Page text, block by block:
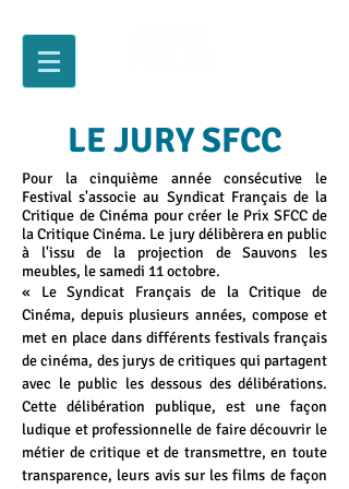
LE JURY SFCC
Pour la cinquième année consécutive le
Festival s'associe au Syndicat Français de la
Critique de Cinéma pour créer le Prix SFCC de
la Critique Cinéma. Le jury délibèrera en public
à l'issu de la projection de Sauvons les
meubles, le samedi 11 octobre.
« Le Syndicat Français de la Critique de
Cinéma, depuis plusieurs années, compose et
met en place dans différents festivals français
de cinéma, des jurys de critiques qui partagent
avec le public les dessous des délibérations.
Cette délibération publique, est une façon
ludique et professionnelle de faire découvrir le
métier de critique et de transmettre, en toute
transparence, leurs avis sur les films de façon